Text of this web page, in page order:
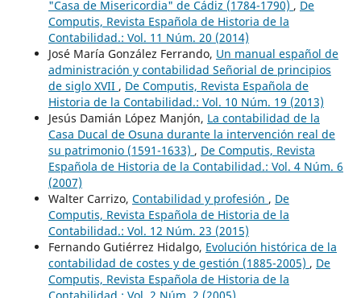
"Casa de Misericordia" de Cádiz (1784-1790) , De
Computis, Revista Española de Historia de la
Contabilidad.: Vol. 11 Núm. 20 (2014)
José María González Ferrando, Un manual español de
administración y contabilidad Señorial de principios
de siglo XVII , De Computis, Revista Española de
Historia de la Contabilidad.: Vol. 10 Núm. 19 (2013)
Jesús Damián López Manjón, La contabilidad de la
Casa Ducal de Osuna durante la intervención real de
su patrimonio (1591-1633) , De Computis, Revista
Española de Historia de la Contabilidad.: Vol. 4 Núm. 6
(2007)
Walter Carrizo, Contabilidad y profesión , De
Computis, Revista Española de Historia de la
Contabilidad.: Vol. 12 Núm. 23 (2015)
Fernando Gutiérrez Hidalgo, Evolución histórica de la
contabilidad de costes y de gestión (1885-2005) , De
Computis, Revista Española de Historia de la